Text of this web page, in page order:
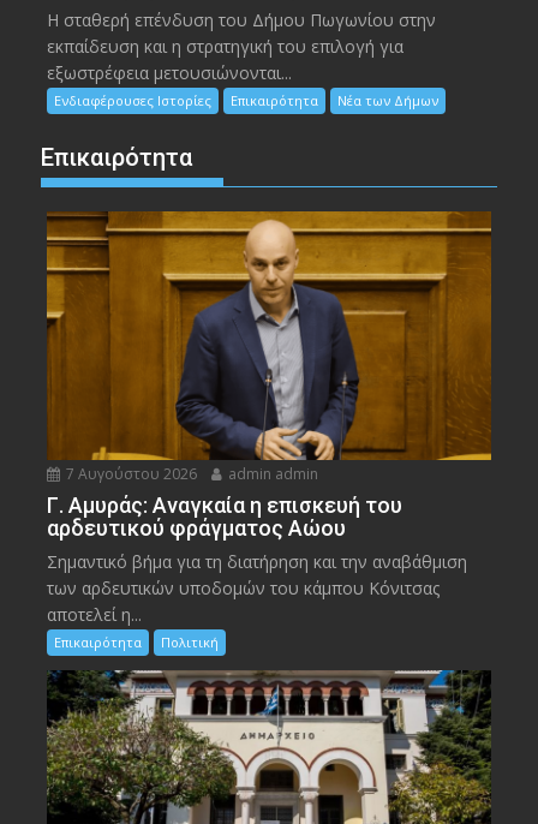
Η σταθερή επένδυση του Δήμου Πωγωνίου στην
εκπαίδευση και η στρατηγική του επιλογή για
εξωστρέφεια μετουσιώνονται...
Ενδιαφέρουσες Ιστορίες Επικαιρότητα Νέα των Δήμων
Επικαιρότητα
7 Αυγούστου 2026 admin admin
Γ. Αμυράς: Αναγκαία η επισκευή του
αρδευτικού φράγματος Αώου
Σημαντικό βήμα για τη διατήρηση και την αναβάθμιση
των αρδευτικών υποδομών του κάμπου Κόνιτσας
αποτελεί η...
Επικαιρότητα Πολιτική